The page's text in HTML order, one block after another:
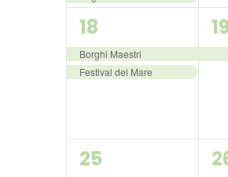
2
events,
18
Borghi Maestri
Festival del Mare
1
19
1
25
1